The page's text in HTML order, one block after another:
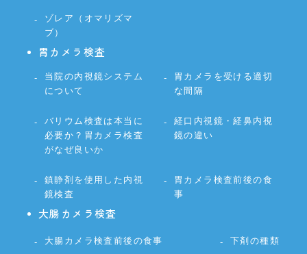
ゾレア（オマリズマ
ブ）
胃カメラ検査
当院の内視鏡システム
について
胃カメラを受ける適切
な間隔
バリウム検査は本当に
必要か？胃カメラ検査
がなぜ良いか
経口内視鏡・経鼻内視
鏡の違い
鎮静剤を使用した内視
鏡検査
胃カメラ検査前後の食
事
大腸カメラ検査
大腸カメラ検査前後の食事 下剤の種類